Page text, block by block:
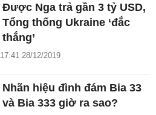
Được Nga trả gần 3 tỷ USD,
Tổng thống Ukraine ‘đắc
thắng’
17:41 28/12/2019
Nhãn hiệu đình đám Bia 33
và Bia 333 giờ ra sao?